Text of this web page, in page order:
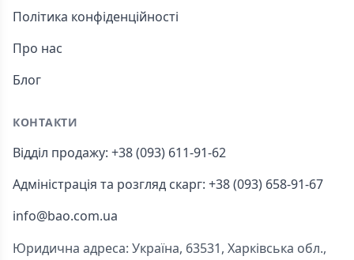
Політика конфіденційності
Про нас
Блог
КОНТАКТИ
Відділ продажу: +38 (093) 611-91-62
Адміністрація та розгляд скарг: +38 (093) 658-91-67
info@bao.com.ua
Юридична адреса: Україна, 63531, Харківська обл.,